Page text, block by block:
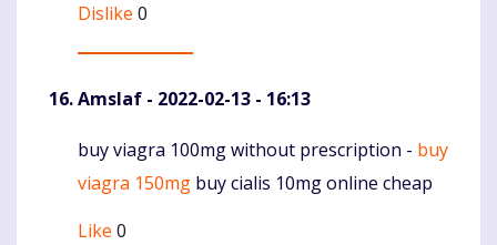
Dislike 0
Amslaf - 2022-02-13 - 16:13
Komentaras
buy viagra 100mg without prescription - buy
viagra 150mg buy cialis 10mg online cheap
Like 0